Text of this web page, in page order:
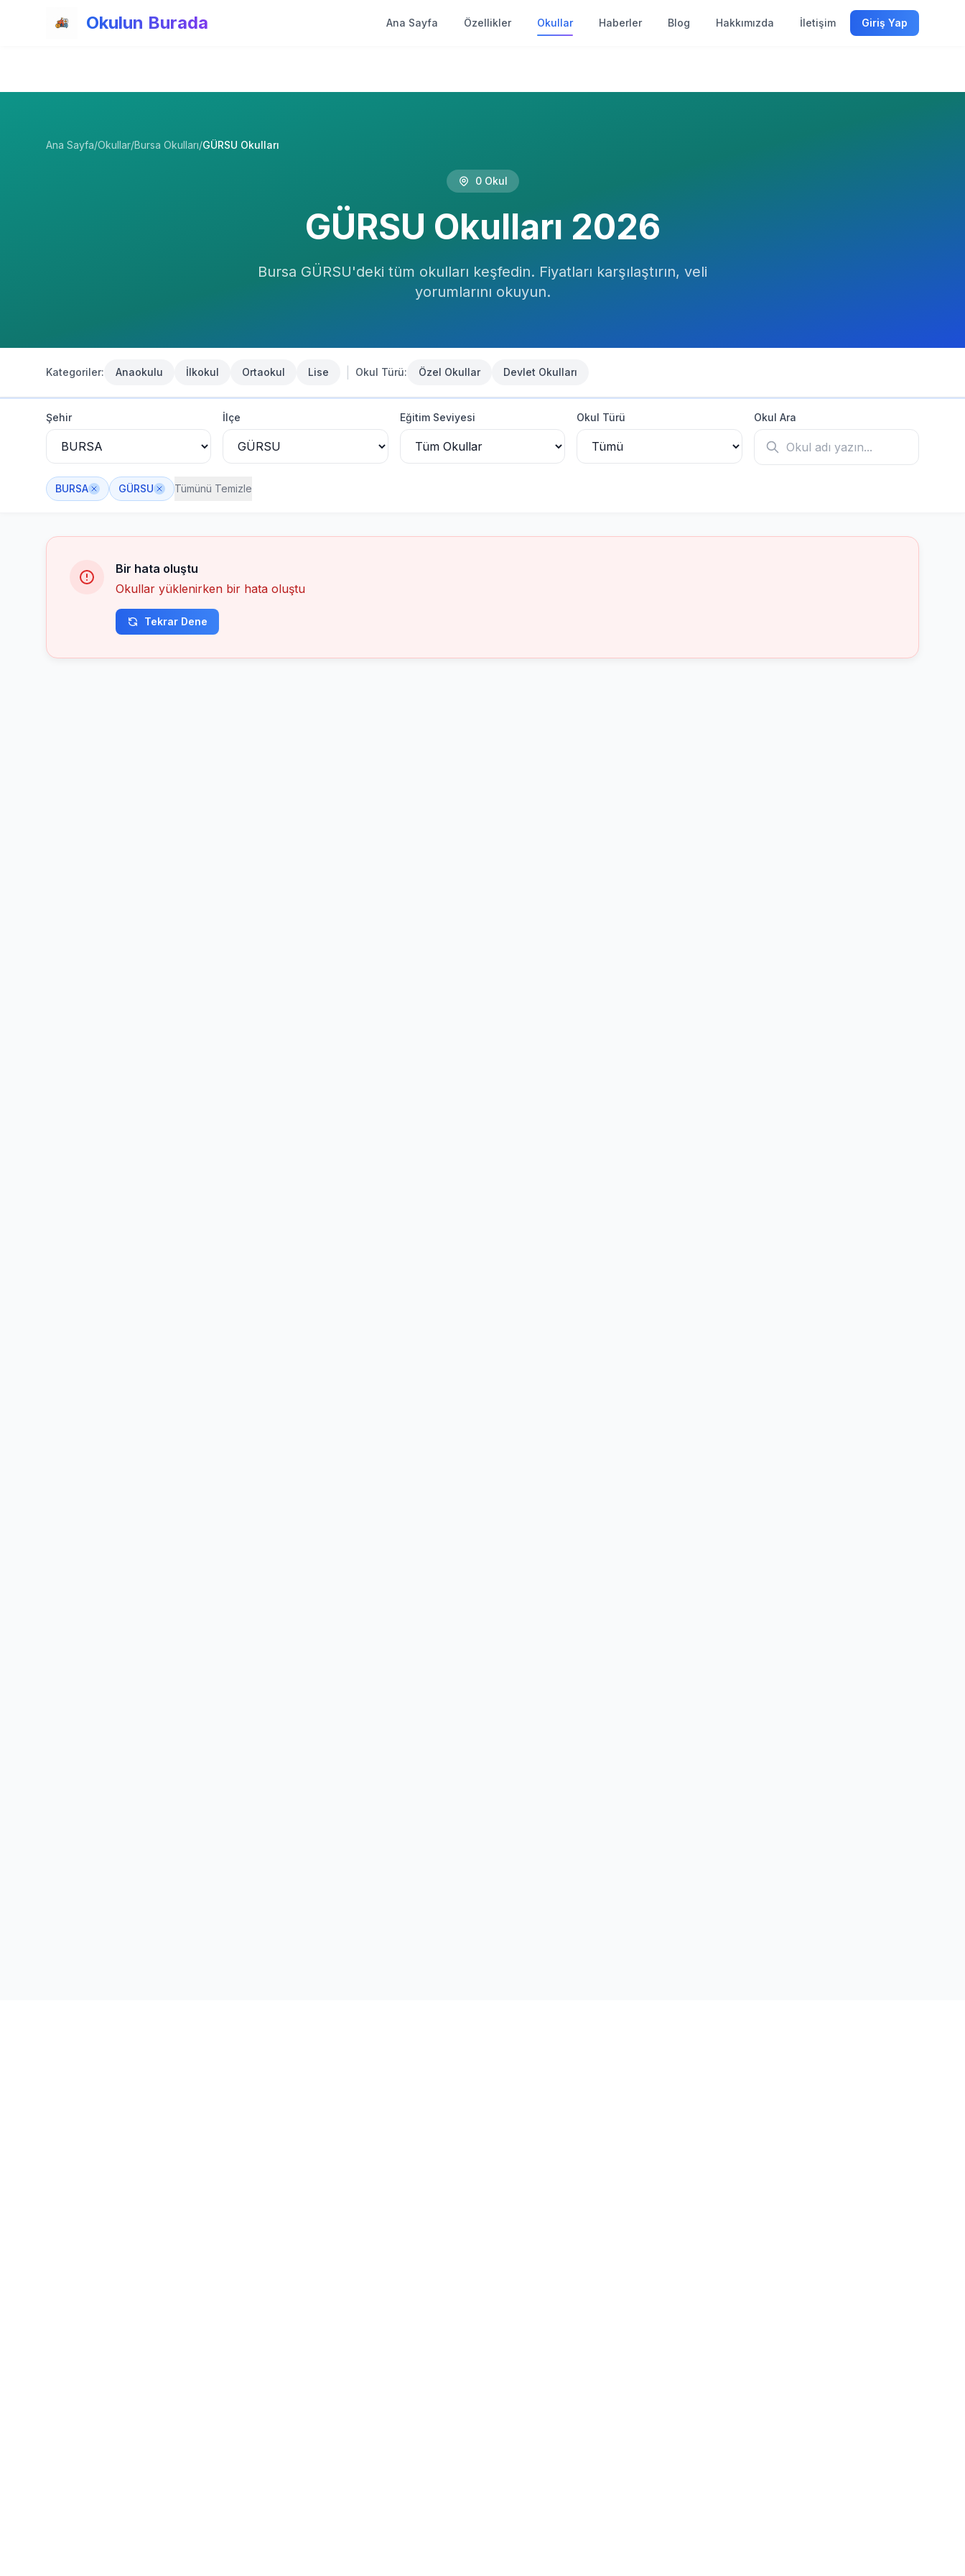
Okulun Burada Ana Sayfa Özellikler Okullar Haberler Blog Hakkımızda İletişim Giriş Yap
Ana Sayfa/Okullar/Bursa Okulları/GÜRSU Okulları
0Okul
GÜRSU Okulları 2026
Bursa GÜRSU'deki tüm okulları keşfedin. Fiyatları karşılaştırın, veli
yorumlarını okuyun.
Kategoriler: Anaokulu İlkokul Ortaokul Lise Okul Türü: Özel Okullar Devlet Okulları
'de0okul bulundu
Şehir İlçe Eğitim Seviyesi Okul Türü Okul Ara
BURSA GÜRSU Tümünü Temizle
Bir hata oluştu
Okullar yüklenirken bir hata oluştu
Tekrar Dene